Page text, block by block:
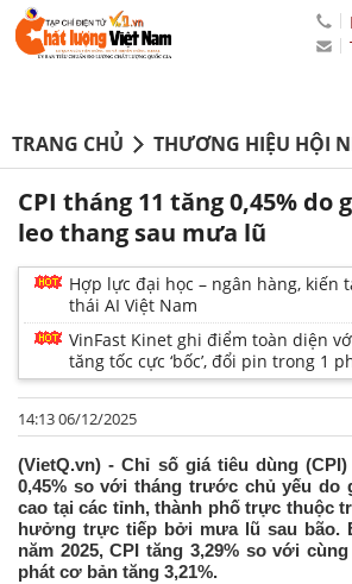
TRANG CHỦ THƯƠNG HIỆU HỘI
CPI tháng 11 tăng 0,45% do
leo thang sau mưa lũ
Hợp lực đại học – ngân hàng, kiến
thái AI Việt Nam
VinFast Kinet ghi điểm toàn diện
tăng tốc cực ‘bốc’, đổi pin trong 1
14:13 06/12/2025
(VietQ.vn) - Chỉ số giá tiêu dùng (CPI)
0,45% so với tháng trước chủ yếu do
cao tại các tỉnh, thành phố trực thuộc
hưởng trực tiếp bởi mưa lũ sau bão.
năm 2025, CPI tăng 3,29% so với
phát cơ bản tăng 3,21%.